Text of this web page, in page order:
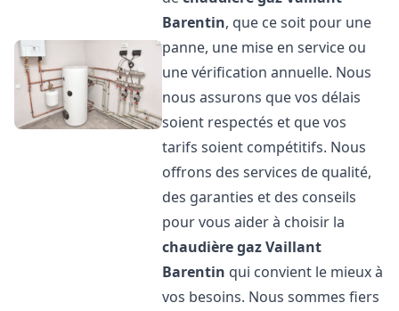
Barentin, que ce soit pour une
panne, une mise en service ou
une vérification annuelle. Nous
nous assurons que vos délais
soient respectés et que vos
tarifs soient compétitifs. Nous
offrons des services de qualité,
des garanties et des conseils
pour vous aider à choisir la
chaudière gaz Vaillant
Barentin qui convient le mieux à
vos besoins. Nous sommes fiers